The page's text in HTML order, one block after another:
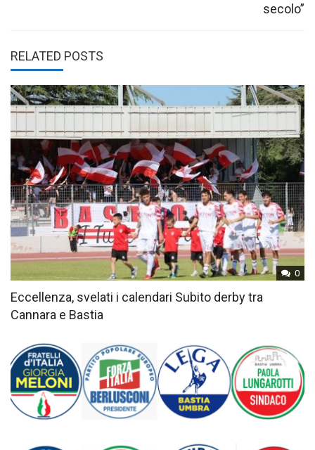
secolo”
RELATED POSTS
0
Eccellenza, svelati i calendari Subito derby tra
Cannara e Bastia